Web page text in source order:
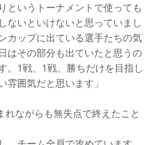
というトーナメントで使っても
ないといけないと思っていまし
カップに出ている選手たちの気
はその部分も出ていたと思うの
。1戦、1戦、勝ちだけを目指し
雰囲気だと思います」
ながらも無失点で終えたこと